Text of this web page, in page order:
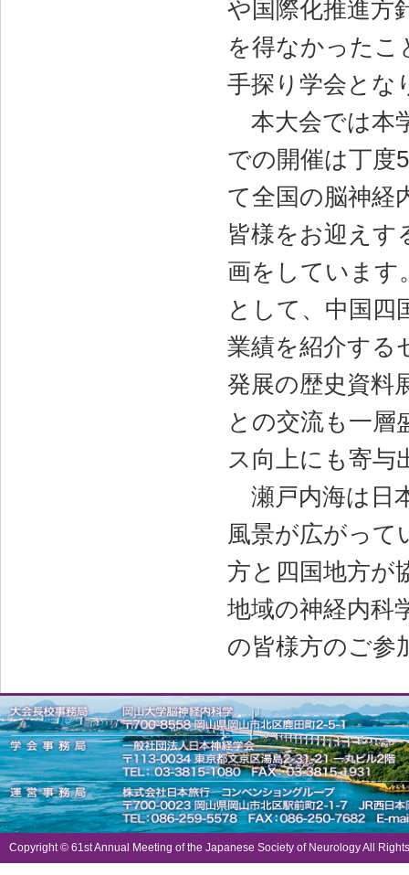
や国際化推進方
を得なかったこ
手探り学会とな
本大会では本
での開催は丁度
て全国の脳神経
皆様をお迎えす
画をしています
として、中国四
業績を紹介する
発展の歴史資料
との交流も一層
ス向上にも寄与
瀬戸内海は日
風景が広がって
方と四国地方が
地域の神経内科
の皆様方のご参
Copyright © 61st Annual Meeting of the Japanese Society of Neurology All